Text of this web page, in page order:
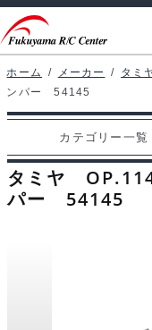
ビ
ゲ
ー
シ
ン
へ
ン
テ
ン
ツ
ス
キ
ホームページ
マイアカウント
カート
支払い
ホーム / メーカー / タミ
ンパー 54145
カテゴリー一覧
タミヤ
パー 54145